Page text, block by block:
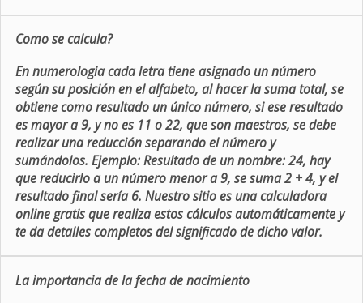
Como se calcula?
En numerologia cada letra tiene asignado un número
según su posición en el alfabeto, al hacer la suma total, se
obtiene como resultado un único número, si ese resultado
es mayor a 9, y no es 11 o 22, que son maestros, se debe
realizar una reducción separando el número y
sumándolos. Ejemplo: Resultado de un nombre: 24, hay
que reducirlo a un número menor a 9, se suma 2 + 4, y el
resultado final sería 6. Nuestro sitio es una calculadora
online gratis que realiza estos cálculos automáticamente y
te da detalles completos del significado de dicho valor.
La importancia de la fecha de nacimiento